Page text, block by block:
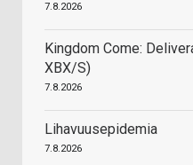
7.8.2026
Kingdom Come:
XBX/S)
7.8.2026
Lihavuusepidemia
7.8.2026